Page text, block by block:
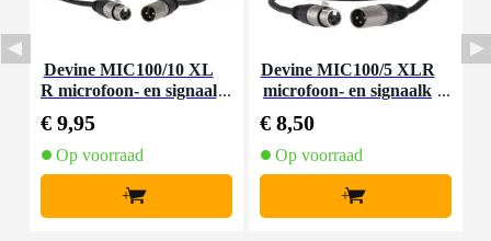
Devine MIC100/10 XL
R microfoon- en signaal
€ 9,95
Op voorraad
+
Devine MIC100/5 XLR
microfoon- en signaalk
€ 8,50
Op voorraad
+